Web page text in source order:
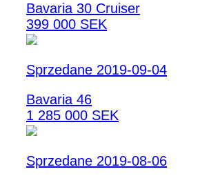
Bavaria 30 Cruiser
399 000 SEK
Sprzedane 2019-09-04
Bavaria 46
1 285 000 SEK
Sprzedane 2019-08-06